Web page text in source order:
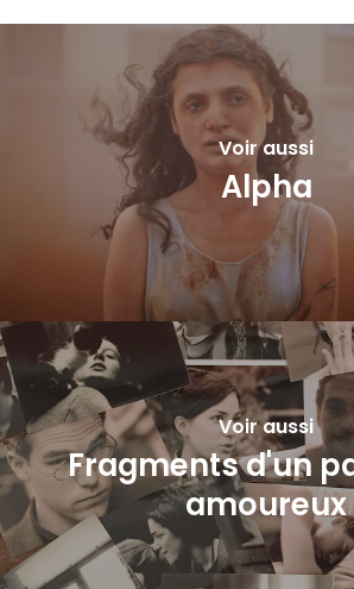
Voir aussi
Alpha
Voir aussi
Fragments d'un
amoureux